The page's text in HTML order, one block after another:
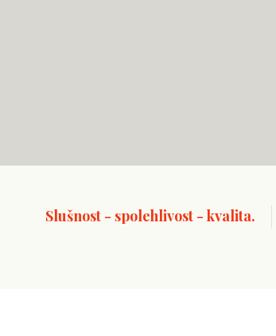
Slušnost - spolehlivost - kvalita.